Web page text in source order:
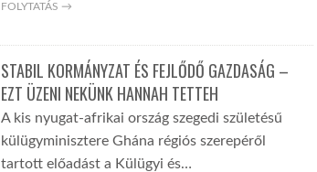
FOLYTATÁS →
STABIL KORMÁNYZAT ÉS FEJLŐDŐ GAZDASÁG –
EZT ÜZENI NEKÜNK HANNAH TETTEH
A kis nyugat-afrikai ország szegedi születésű
külügyminisztere Ghána régiós szerepéről
tartott előadást a Külügyi és…